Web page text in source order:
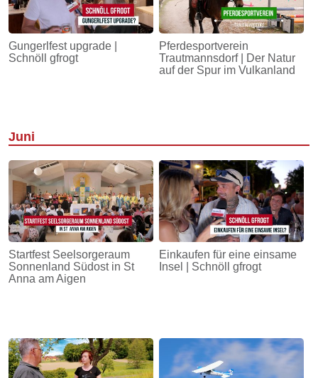
Gungerlfest upgrade |
Schnöll gfrogt
Pferdesportverein
Trautmannsdorf | Der Natur
auf der Spur im Vulkanland
Juni
Startfest Seelsorgeraum
Sonnenland Südost in St
Anna am Aigen
Einkaufen für eine einsame
Insel | Schnöll gfrogt